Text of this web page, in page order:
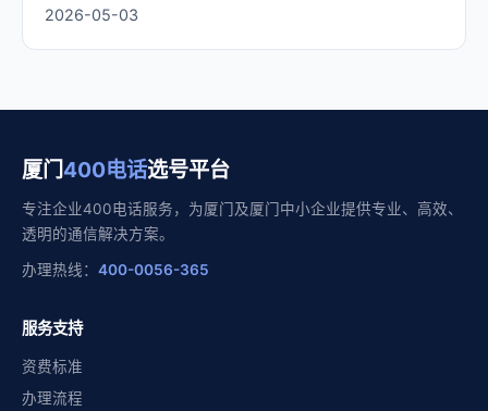
2026-05-03
厦门400电话选号平台
专注企业400电话服务，为厦门及厦门中小企业提供专业、高效、
透明的通信解决方案。
办理热线： 400-0056-365
服务支持
资费标准
办理流程